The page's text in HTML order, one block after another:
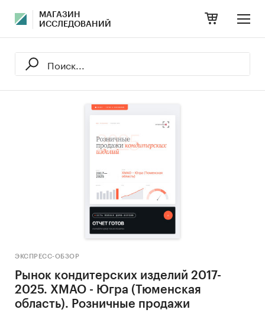
МАГАЗИН
ИССЛЕДОВАНИЙ
ЭКСПРЕСС-ОБЗОР
Рынок кондитерских изделий 2017-
2025. ХМАО - Югра (Тюменская
область). Розничные продажи